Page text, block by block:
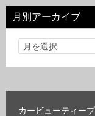
リ
ー
月別アーカイブ
カービューティー